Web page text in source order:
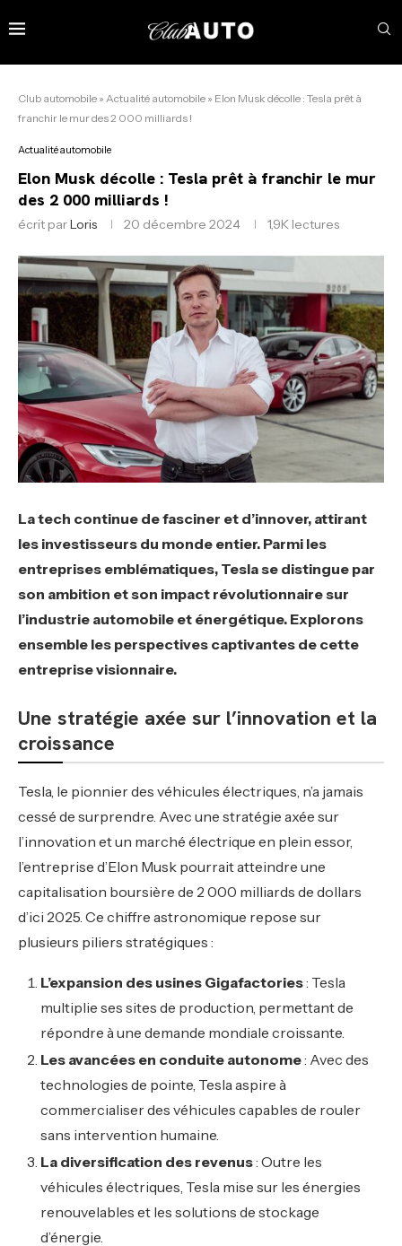
Club automobile » Actualité automobile » Elon Musk décolle : Tesla prêt à
franchir le mur des 2 000 milliards !
Actualité automobile
Elon Musk décolle : Tesla prêt à franchir le mur
des 2 000 milliards !
écrit parLoris 20 décembre 2024 1,9K lectures
La tech continue de fasciner et d’innover, attirant
les investisseurs du monde entier. Parmi les
entreprises emblématiques, Tesla se distingue par
son ambition et son impact révolutionnaire sur
l’industrie automobile et énergétique. Explorons
ensemble les perspectives captivantes de cette
entreprise visionnaire.
Une stratégie axée sur l’innovation et la
croissance
Tesla, le pionnier des véhicules électriques, n’a jamais
cessé de surprendre. Avec une stratégie axée sur
l’innovation et un marché électrique en plein essor,
l’entreprise d’Elon Musk pourrait atteindre une
capitalisation boursière de 2 000 milliards de dollars
d’ici 2025. Ce chiffre astronomique repose sur
plusieurs piliers stratégiques :
L’expansion des usines Gigafactories: Tesla
multiplie ses sites de production, permettant de
répondre à une demande mondiale croissante.
Les avancées en conduite autonome: Avec des
technologies de pointe, Tesla aspire à
commercialiser des véhicules capables de rouler
sans intervention humaine.
La diversification des revenus: Outre les
véhicules électriques, Tesla mise sur les énergies
renouvelables et les solutions de stockage
d’énergie.